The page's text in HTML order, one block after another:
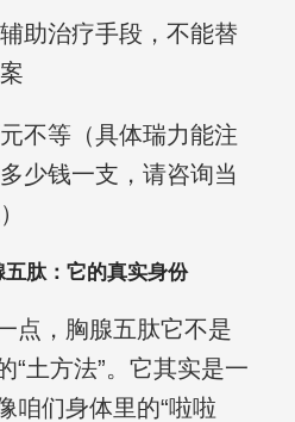
助治疗手段，不能替
不等（具体瑞力能注
少钱一支，请咨询当
肽：它的真实身份
点，胸腺五肽它不是
“土方法”。它其实是一
咱们身体里的“啦啦